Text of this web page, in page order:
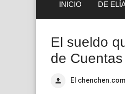
INICIO DE
El sueldo
de Cuentas
El